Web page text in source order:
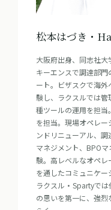
松本はづき・
大阪府出身、同志社大
キーエンスで調達部
ート。ビザスクで海
験し、ラクスルでは
種ツールの運用を担
を担当。現場オペレー
ンドリニューアル、
マネジメント、BPO
験。高レベルなオペ
を通したコミュニケー
ラクスル・Spartyで
の思いを第一に、強